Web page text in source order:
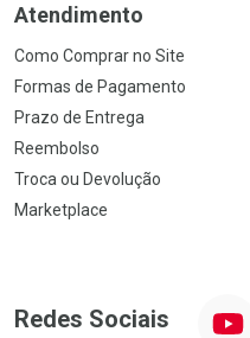
Atendimento
Como Comprar no Site
Formas de Pagamento
Prazo de Entrega
Reembolso
Troca ou Devolução
Marketplace
Redes Sociais